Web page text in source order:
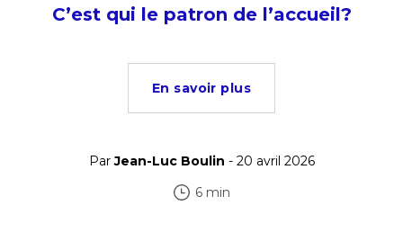
C’est qui le patron de l’accueil?
En savoir plus
ParJean-Luc Boulin - 20 avril 2026
6 min